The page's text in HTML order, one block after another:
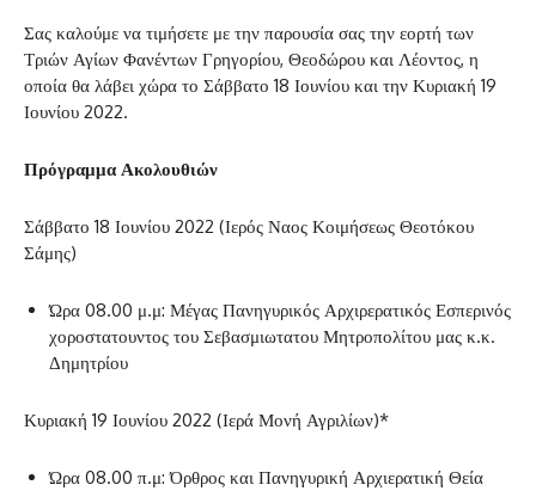
Σας καλούμε να τιμήσετε με την παρουσία σας την εορτή των
Τριών Αγίων Φανέντων Γρηγορίου, Θεοδώρου και Λέοντος, η
οποία θα λάβει χώρα το Σάββατο 18 Ιουνίου και την Κυριακή 19
Ιουνίου 2022.
Πρόγραμμα Ακολουθιών
Σάββατο 18 Ιουνίου 2022 (Ιερός Ναος Κοιμήσεως Θεοτόκου
Σάμης)
Ώρα 08.00 μ.μ: Μέγας Πανηγυρικός Αρχιρερατικός Εσπερινός
χοροστατουντος του Σεβασμιωτατου Μητροπολίτου μας κ.κ.
Δημητρίου
Κυριακή 19 Ιουνίου 2022 (Ιερά Μονή Αγριλίων)*
Ώρα 08.00 π.μ: Όρθρος και Πανηγυρική Αρχιερατική Θεία